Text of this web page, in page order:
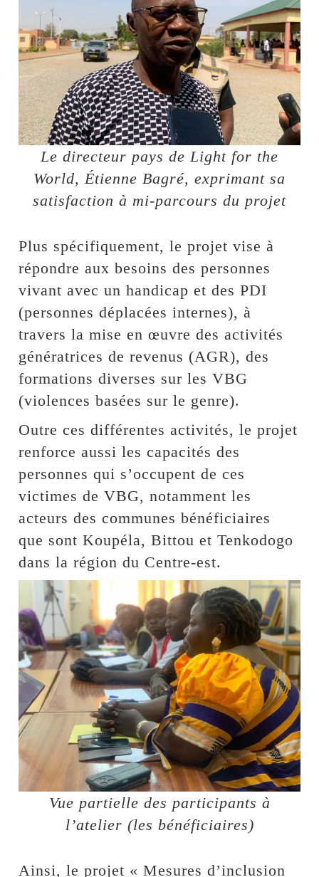
Le directeur pays de Light for the
World, Étienne Bagré, exprimant sa
satisfaction à mi-parcours du projet
Plus spécifiquement, le projet vise à
répondre aux besoins des personnes
vivant avec un handicap et des PDI
(personnes déplacées internes), à
travers la mise en œuvre des activités
génératrices de revenus (AGR), des
formations diverses sur les VBG
(violences basées sur le genre).
Outre ces différentes activités, le projet
renforce aussi les capacités des
personnes qui s’occupent de ces
victimes de VBG, notamment les
acteurs des communes bénéficiaires
que sont Koupéla, Bittou et Tenkodogo
dans la région du Centre-est.
Vue partielle des participants à
l’atelier (les bénéficiaires)
Ainsi, le projet « Mesures d’inclusion